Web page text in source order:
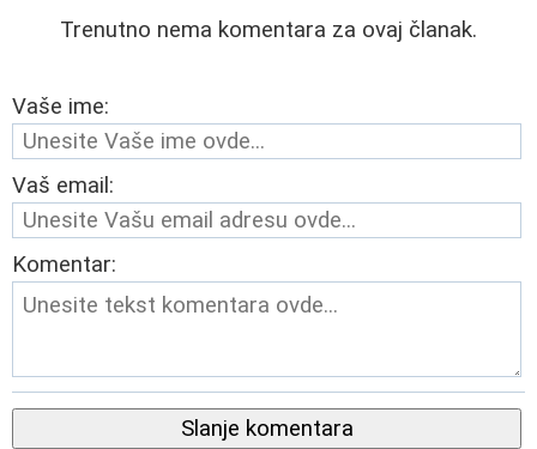
Trenutno nema komentara za ovaj članak.
Vaše ime:
Vaš email:
Komentar:
Slanje komentara